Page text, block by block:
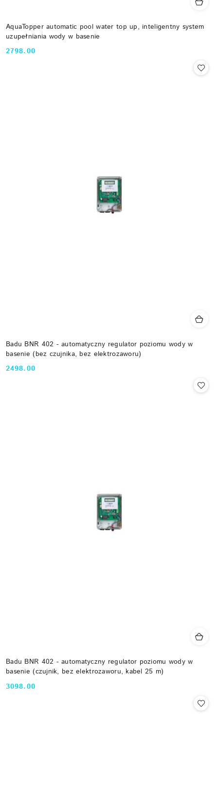
AquaTopper automatic pool water top up, inteligentny system
uzupełniania wody w basenie
Cena:
2798.00
Badu BNR 402 - automatyczny regulator poziomu wody w
basenie (bez czujnika, bez elektrozaworu)
Cena:
2498.00
Badu BNR 402 - automatyczny regulator poziomu wody w
basenie (czujnik, bez elektrozaworu, kabel 25 m)
Cena:
3098.00